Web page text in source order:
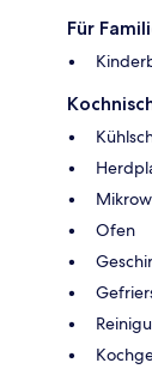
Für
Ofen